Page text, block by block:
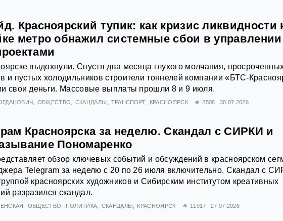
Красноярский тупик: как кризис ликвидности
метро обнажил системные сбои в управлении
выдохнули. Спустя два месяца глухого молчания,
и пустых холодильников строители тоннелей компании «БТС-
свои деньги. Массовые выплаты прошли 8 и 9 июля.
ОБЩЕСТВО СКАНДАЛЫ ТРАНСПОРТ КРАСНОЯРСК 2508 30.07.2026
Красноярска за неделю. Скандал с СИРКИ и
Пономаренко
обзор ключевых событий и обсуждений в красноярском
Telegram за неделю с 20 по 26 июля включительно. Скандал с
красноярских художников и Сибирским институтом креативных
разразился скандал.
ОБЩЕСТВО ПОЛИТИКА СКАНДАЛЫ КРАСНОЯРСК 11017 27.07.2026